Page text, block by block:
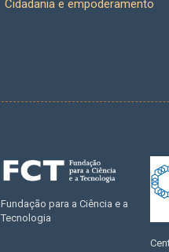
Cidadania e empoderamento
Fundação para a Ciência e a
Tecnologia